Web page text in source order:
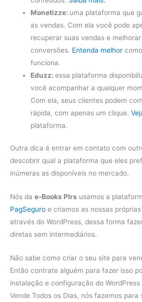
Monetizze: uma plataforma que
as vendas. Com ela você pode
recuperar suas vendas e
conversões. Entenda melhor
funciona.
Eduzz:essa plataforma
você acompanhar a qualquer
Com ela, seus clientes podem
rápida, com apenas um clique.
plataforma.
Outra dica é entrar em contato com
descobrir qual a plataforma que eles
inúmeras as disponíveis no mercado.
Nós da e-Books Plrs usamos a
PagSeguro e criamos as nossas
através do WordPress, dessa forma
diretas sem intermediários.
Não sabe como criar o seu site para
Então contrate alguém para fazer isso
instalação e configuração do WordPress
Vende Todos os Dias, nós fazemos para